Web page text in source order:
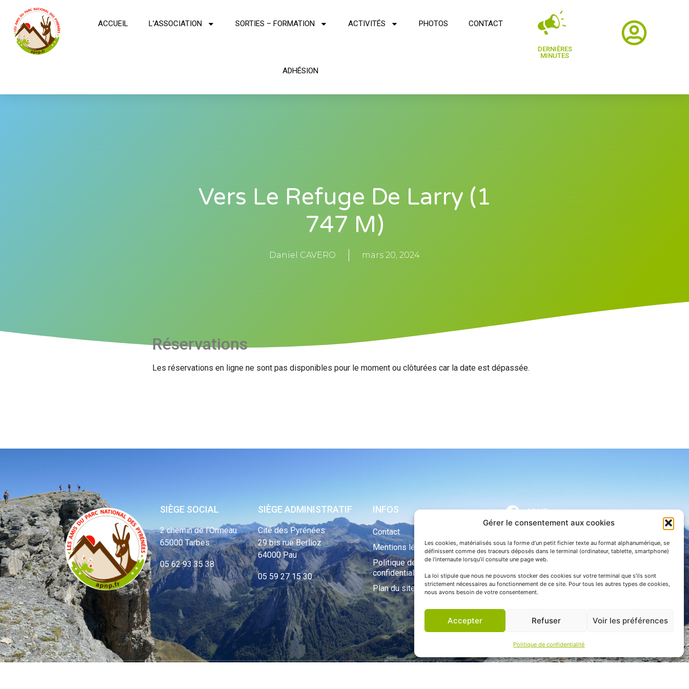
Gérer le consentement aux cookies
Les cookies, matérialisés sous la forme d’un petit fichier texte au format alphanumérique, se
définissent comme des traceurs déposés dans le terminal (ordinateur, tablette, smartphone)
de l’internaute lorsqu’il consulte une page web.
La loi stipule que nous ne pouvons stocker des cookies sur votre terminal que s’ils sont
strictement nécessaires au fonctionnement de ce site. Pour tous les autres types de cookies,
nous avons besoin de votre consentement.
Accepter Refuser Voir les préférences
Politique de confidentialité
ACCUEIL L’ASSOCIATION SORTIES – FORMATION ACTIVITÉS PHOTOS CONTACT
ADHÉSION
DERNIÈRES
MINUTES
Vers Le Refuge De Larry (1
747 M)
Daniel CAVERO mars 20, 2024
Réservations
Les réservations en ligne ne sont pas disponibles pour le moment ou clôturées car la date est dépassée.
SIÈGE SOCIAL
2 chemin de l’Ormeau
65000 Tarbes
05 62 93 35 38
SIÈGE ADMINISTRATIF
Cité des Pyrénées
29 bis rue Berlioz
64000 Pau
05 59 27 15 30
INFOS
Contact
Mentions légales
Politique de
confidentialité
Plan du site
APNP
Parc national des Pyrénées